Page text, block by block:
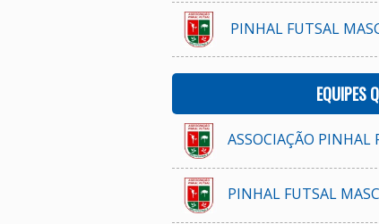
PINHAL FUTSAL
EQUIPES
ASSOCIAÇÃO PINHAL
PINHAL FUTSAL